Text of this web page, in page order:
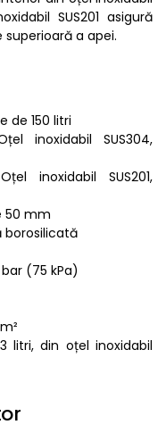
SUS201 asigură
a apei.
de 150 litri
inoxidabil SUS304,
inoxidabil SUS201,
50 mm
borosilicată
(75 kPa)
litri, din oțel inoxidabil